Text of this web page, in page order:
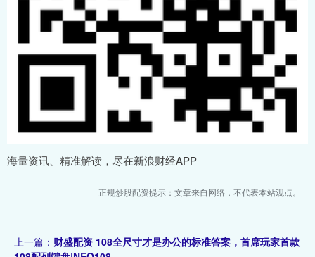
海量资讯、精准解读，尽在新浪财经APP
正规炒股配资提示：文章来自网络，不代表本站观点。
上一篇： 财盛配资 108全尺寸才是办公的标准答案，首席玩家首款